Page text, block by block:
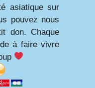
asiatique sur
pouvez nous
don. Chaque
à faire vivre